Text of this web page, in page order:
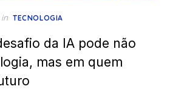
in TECNOLOGIA
da IA pode não
mas em quem